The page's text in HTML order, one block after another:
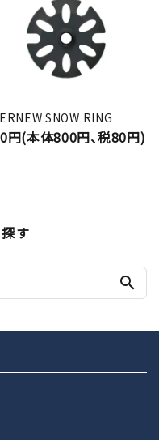
SNOW RING
円(本体800円、税80円)
す
search